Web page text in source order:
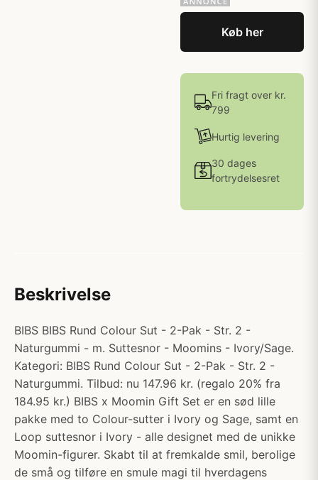
Køb her
Fri fragt over kr.
799
Hurtig levering
30 dages
fortrydelsesret
Beskrivelse
BIBS BIBS Rund Colour Sut - 2-Pak - Str. 2 -
Naturgummi - m. Suttesnor - Moomins - Ivory/Sage.
Kategori: BIBS Rund Colour Sut - 2-Pak - Str. 2 -
Naturgummi. Tilbud: nu 147.96 kr. (regalo 20% fra
184.95 kr.) BIBS x Moomin Gift Set er en sød lille
pakke med to Colour-sutter i Ivory og Sage, samt en
Loop suttesnor i Ivory - alle designet med de unikke
Moomin-figurer. Skabt til at fremkalde smil, berolige
de små og tilføre en smule magi til hverdagens